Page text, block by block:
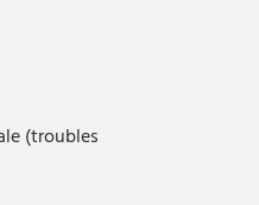
(troubles